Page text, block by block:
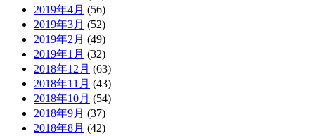
2019年4月 (56)
2019年3月 (52)
2019年2月 (49)
2019年1月 (32)
2018年12月 (63)
2018年11月 (43)
2018年10月 (54)
2018年9月 (37)
2018年8月 (42)